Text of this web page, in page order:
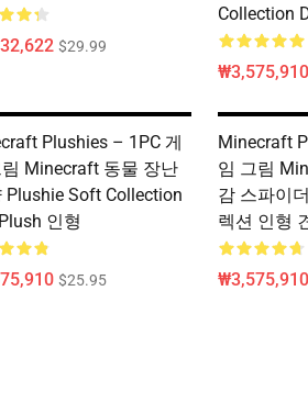
$29.99
Collection
₩3,575,910
Plushies – 1PC 게
Minecraft 동물 장난
Plushie Soft Collection
인형
$25.95
Minecraft
임 그림
감 스파이
렉션 인형
₩3,575,910